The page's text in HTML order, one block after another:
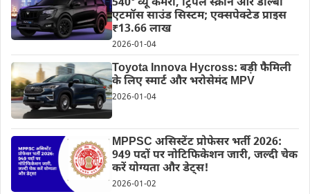
एटमॉस साउंड सिस्टम; एक्सपेक्टेड प्राइस
₹13.66 लाख
2026-01-04
Toyota Innova Hycross: बड़ी फैमिली
के लिए स्मार्ट और भरोसेमंद MPV
2026-01-04
MPPSC असिस्टेंट प्रोफेसर भर्ती 2026:
949 पदों पर नोटिफिकेशन जारी, जल्दी चेक
करें योग्यता और डेट्स!
2026-01-02